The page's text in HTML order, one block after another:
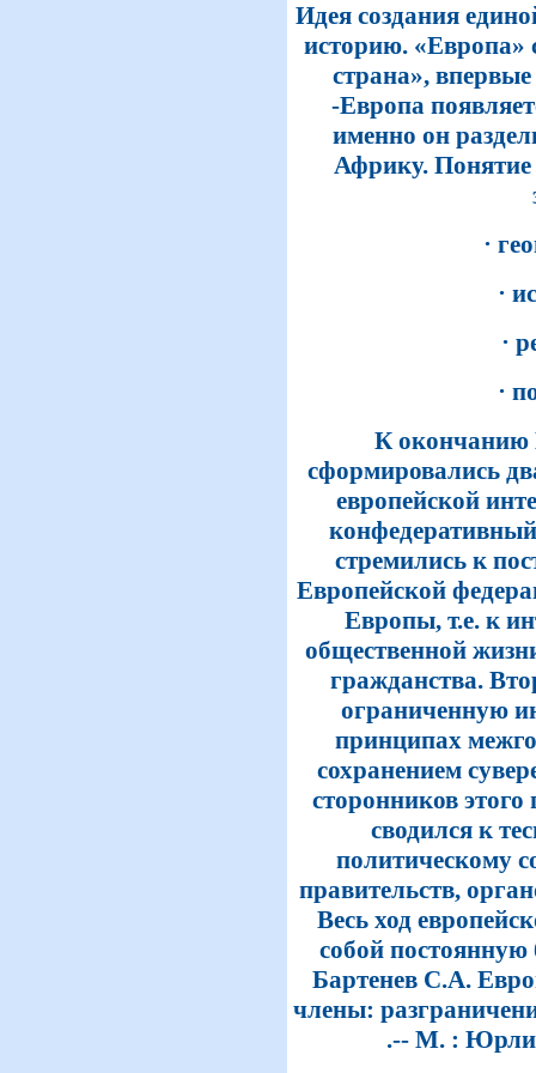
Идея создания
историю. «Европа»
страна»,
-Европа
именно он
Африку. Понятие
·
·
·
·
К окончанию
сформировались
европейской
стремились к
Европейской
Европы, т.е. к
общественной
гражданства.
ограниченную
принципах
сохранением
сторонников этого
сводился к
политическому
правительств,
Весь ход
собой постоянную
Бартенев С.А.
члены:
.-- М. :